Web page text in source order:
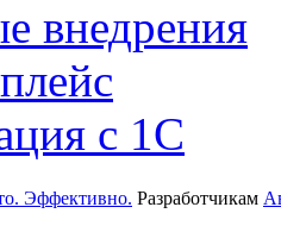
внедрения
с 1С
Разработчикам